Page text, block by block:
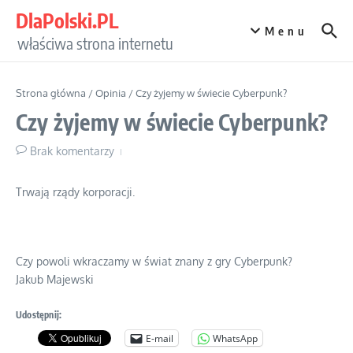
DlaPolski.PL
właściwa strona internetu
Menu
Strona główna /Opinia /Czy żyjemy w świecie Cyberpunk?
Czy żyjemy w świecie Cyberpunk?
Brak komentarzy
Trwają rządy korporacji.
Czy powoli wkraczamy w świat znany z gry Cyberpunk?
Jakub Majewski
Udostępnij:
E-mail WhatsApp